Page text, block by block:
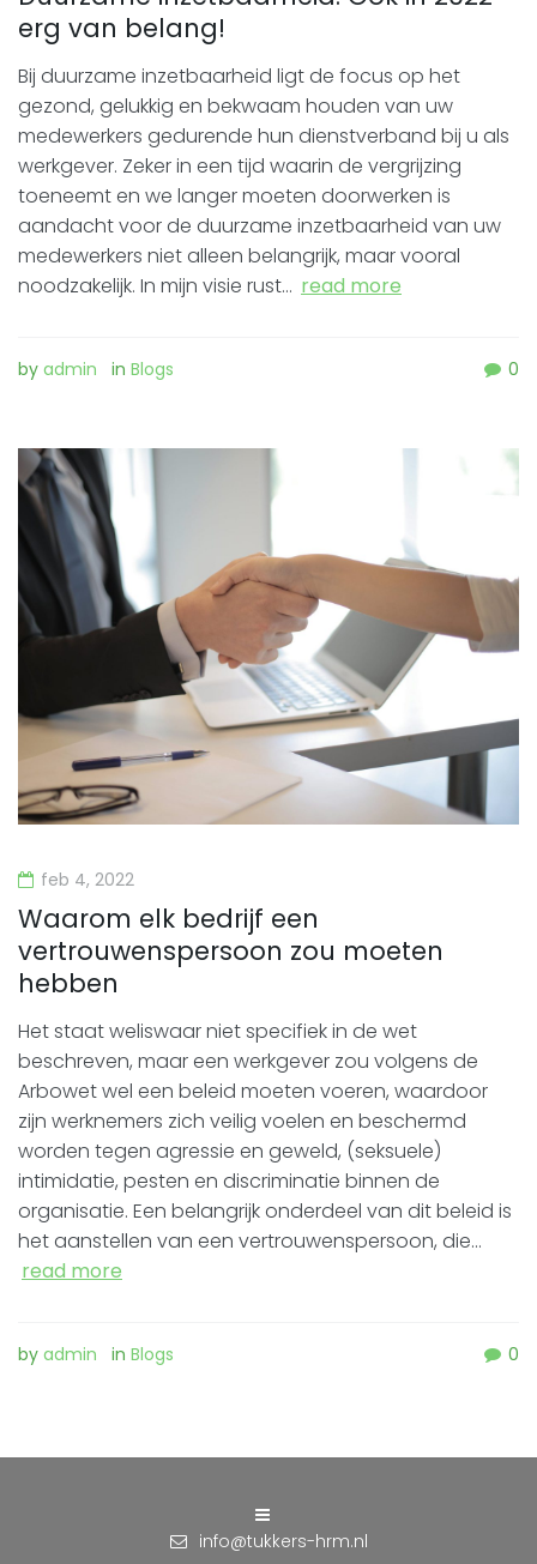
erg van belang!
Bij duurzame inzetbaarheid ligt de focus op het
gezond, gelukkig en bekwaam houden van uw
medewerkers gedurende hun dienstverband bij u als
werkgever. Zeker in een tijd waarin de vergrijzing
toeneemt en we langer moeten doorwerken is
aandacht voor de duurzame inzetbaarheid van uw
medewerkers niet alleen belangrijk, maar vooral
noodzakelijk. In mijn visie rust… read more
by admin in Blogs 0
feb 4, 2022
Waarom elk bedrijf een
vertrouwenspersoon zou moeten
hebben
Het staat weliswaar niet specifiek in de wet
beschreven, maar een werkgever zou volgens de
Arbowet wel een beleid moeten voeren, waardoor
zijn werknemers zich veilig voelen en beschermd
worden tegen agressie en geweld, (seksuele)
intimidatie, pesten en discriminatie binnen de
organisatie. Een belangrijk onderdeel van dit beleid is
het aanstellen van een vertrouwenspersoon, die…
read more
by admin in Blogs 0
info@tukkers-hrm.nl